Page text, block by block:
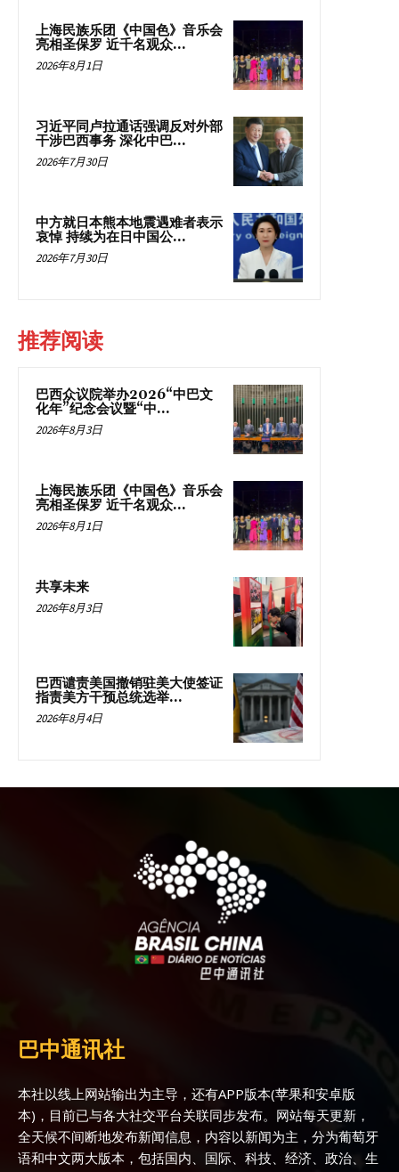
上海民族乐团《中国色》音乐会
亮相圣保罗 近千名观众...
2026年8月1日
习近平同卢拉通话强调反对外部
干涉巴西事务 深化中巴...
2026年7月30日
中方就日本熊本地震遇难者表示
哀悼 持续为在日中国公...
2026年7月30日
推荐阅读
巴西众议院举办2026“中巴文
化年”纪念会议暨“中...
2026年8月3日
上海民族乐团《中国色》音乐会
亮相圣保罗 近千名观众...
2026年8月1日
共享未来
2026年8月3日
巴西谴责美国撤销驻美大使签证
指责美方干预总统选举...
2026年8月4日
巴中通讯社
本社以线上网站输出为主导，还有APP版本(苹果和安卓版
本)，目前已与各大社交平台关联同步发布。网站每天更新，
全天候不间断地发布新闻信息，内容以新闻为主，分为葡萄牙
语和中文两大版本，包括国内、国际、科技、经济、政治、生